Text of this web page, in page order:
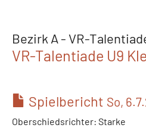
Bezirk A - VR-
VR-Talentiade U9
Spielbericht So,
Oberschiedsrichter: Starke